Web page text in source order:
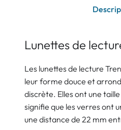
Lunettes de
Les lunettes de lecture
leur forme douce et
discrète. Elles ont une
signifie que les verres ont
une distance de 22 mm